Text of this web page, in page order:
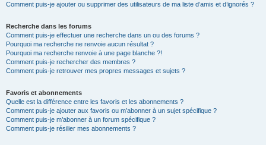
Comment puis-je ajouter ou supprimer des utilisateurs de ma liste d’amis et d’ignorés ?
Recherche dans les forums
Comment puis-je effectuer une recherche dans un ou des forums ?
Pourquoi ma recherche ne renvoie aucun résultat ?
Pourquoi ma recherche renvoie à une page blanche ?!
Comment puis-je rechercher des membres ?
Comment puis-je retrouver mes propres messages et sujets ?
Favoris et abonnements
Quelle est la différence entre les favoris et les abonnements ?
Comment puis-je ajouter aux favoris ou m’abonner à un sujet spécifique ?
Comment puis-je m’abonner à un forum spécifique ?
Comment puis-je résilier mes abonnements ?